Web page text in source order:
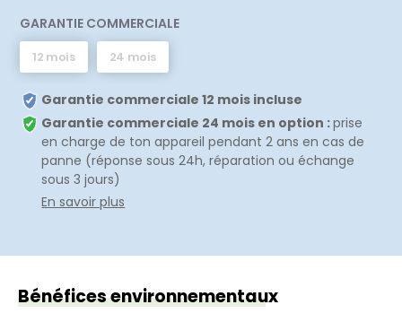
GARANTIE COMMERCIALE
12 mois 24 mois
Garantie commerciale 12 mois incluse
Garantie commerciale 24 mois en option :prise
en charge de ton appareil pendant 2 ans en cas de
panne (réponse sous 24h, réparation ou échange
sous 3 jours)
En savoir plus
Bénéfices environnementaux